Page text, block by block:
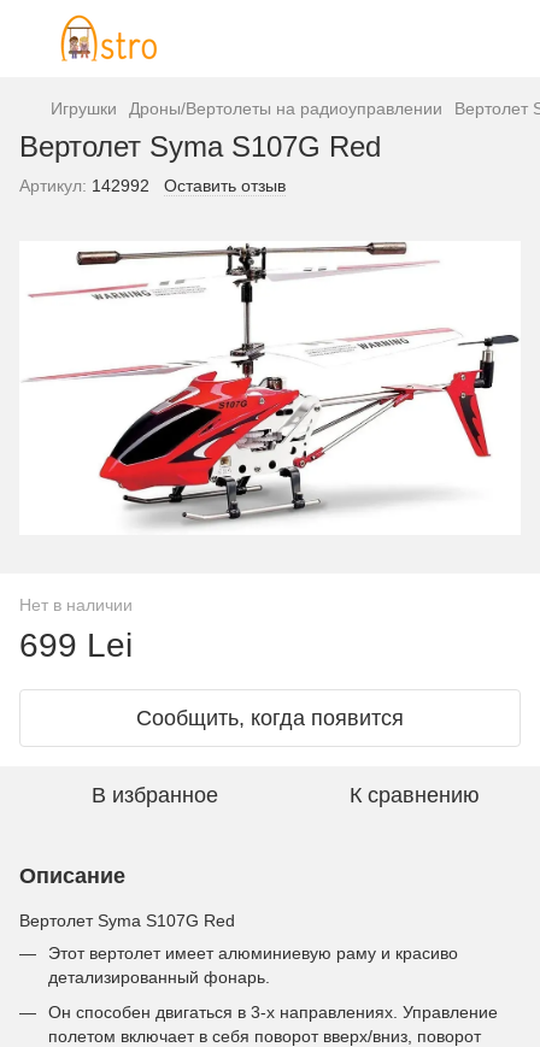
Игрушки Дроны/Вертолеты на радиоуправлении Вертолет
Вертолет Syma S107G Red
Артикул: 142992 Оставить отзыв
Нет в наличии
699 Lei
Сообщить, когда появится
В избранное К сравнению
Описание
Вертолет Syma S107G Red
Этот вертолет имеет алюминиевую раму и красиво
детализированный фонарь.
Он способен двигаться в 3-х направлениях. Управление
полетом включает в себя поворот вверх/вниз, поворот